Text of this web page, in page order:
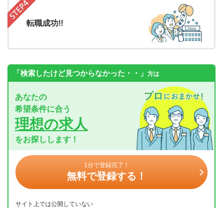
転職成功!!
「検索したけど見つからなかった・・」 方は
あなたの
希望条件に合う
理想の求人
をお探しします！
1分で登録完了！
無料で登録する！
サイト上では公開していない